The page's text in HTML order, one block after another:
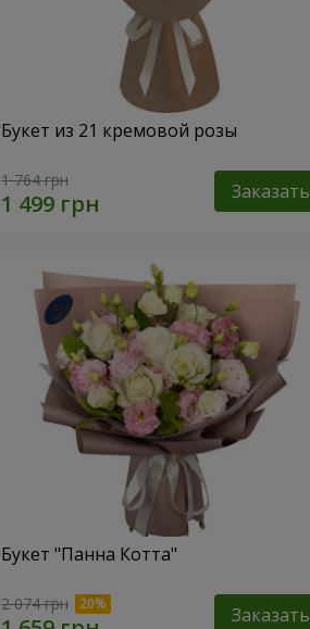
Букет из 21 кремовой розы
1 764 грн Заказать
Букет "Панна Котта"
2 074 грн Заказать